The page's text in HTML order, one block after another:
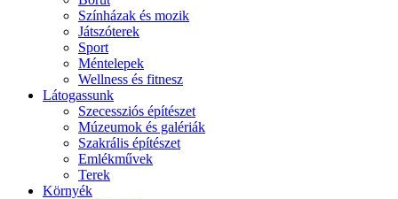
Színházak és mozik
Játszóterek
Sport
Méntelepek
Wellness és fitnesz
Látogassunk
Szecessziós építészet
Múzeumok és galériák
Szakrális építészet
Emlékművek
Terek
Környék